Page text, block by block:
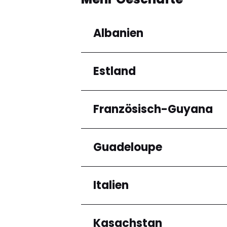
Albanien
Regionen
Qarku i Tiranës
Estland
Regionen
Harju maakond
Französisch-Guyana
Regionen
Arrondissement de
Guadeloupe
Regionen
Grande-Terre
Italien
Regionen
Kasachstan